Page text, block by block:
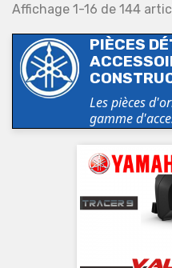
Affichage 1-16 de 144
PIÈCES
Les pièces
gamme